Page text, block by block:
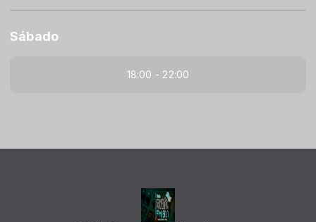
Sábado
18:00 - 22:00